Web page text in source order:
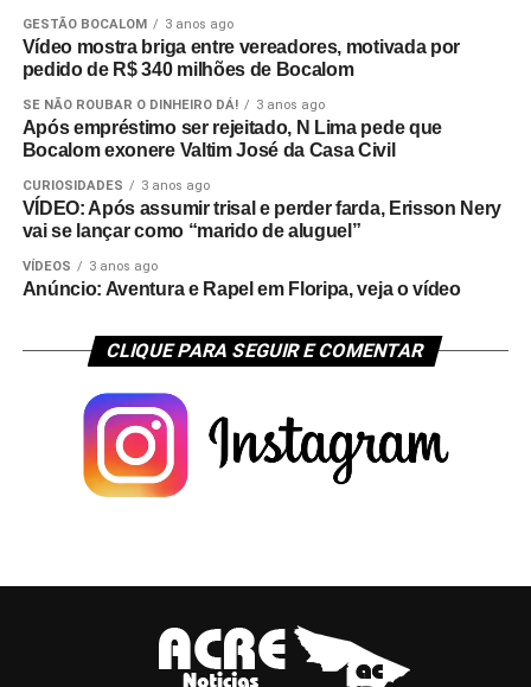
GESTÃO BOCALOM 3 anos ago
Vídeo mostra briga entre vereadores, motivada por
pedido de R$ 340 milhões de Bocalom
SE NÃO ROUBAR O DINHEIRO DÁ! 3 anos ago
Após empréstimo ser rejeitado, N Lima pede que
Bocalom exonere Valtim José da Casa Civil
CURIOSIDADES 3 anos ago
VÍDEO: Após assumir trisal e perder farda, Erisson Nery
vai se lançar como “marido de aluguel”
VÍDEOS 3 anos ago
Anúncio: Aventura e Rapel em Floripa, veja o vídeo
CLIQUE PARA SEGUIR E COMENTAR